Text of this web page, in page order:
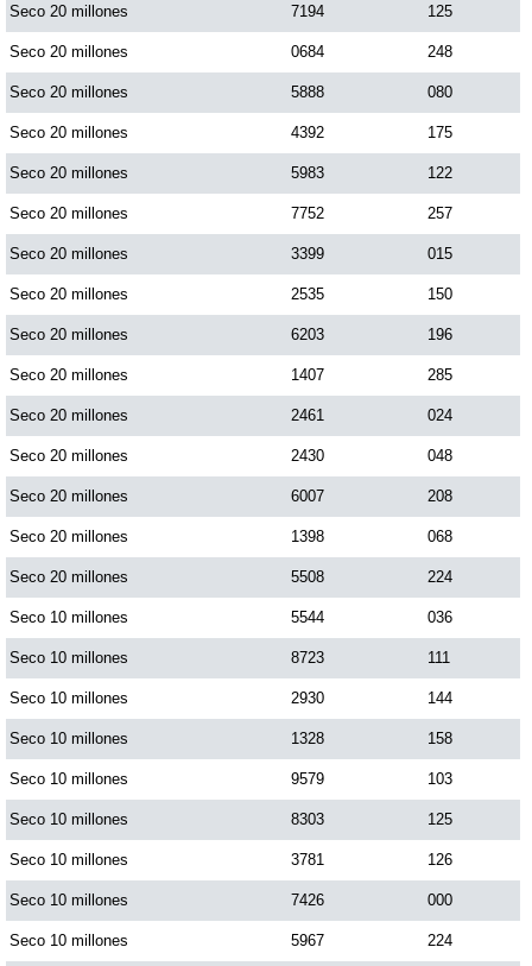
Seco 20 millones 7194 125
Seco 20 millones 0684 248
Seco 20 millones 5888 080
Seco 20 millones 4392 175
Seco 20 millones 5983 122
Seco 20 millones 7752 257
Seco 20 millones 3399 015
Seco 20 millones 2535 150
Seco 20 millones 6203 196
Seco 20 millones 1407 285
Seco 20 millones 2461 024
Seco 20 millones 2430 048
Seco 20 millones 6007 208
Seco 20 millones 1398 068
Seco 20 millones 5508 224
Seco 10 millones 5544 036
Seco 10 millones 8723 111
Seco 10 millones 2930 144
Seco 10 millones 1328 158
Seco 10 millones 9579 103
Seco 10 millones 8303 125
Seco 10 millones 3781 126
Seco 10 millones 7426 000
Seco 10 millones 5967 224